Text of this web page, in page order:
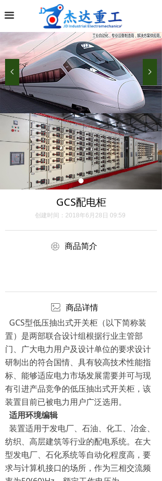
끀
넳 넲
GCS配电柜
商品简介
创建时间： 2018年6月28日 09:59
商品详情
GCS型低压抽出式开关柜（以下简称装
置）是两部联合设计组根据行业主管部
门、广大电力用户及设计单位的要求设计
研制出的符合国情、具有较高技术性能指
标、能够适应电力市场发展需要并可与现
有引进产品竞争的低压抽出式开关柜，该
装置目前已被电力用户广泛选用。
适用环境编辑
装置适用于发电厂、石油、化工、冶金、
纺织、高层建筑等行业的配电系统。在大
型发电厂、石化系统等自动化程度高，要
求与计算机接口的场所，作为三相交流频
ꁵ
ꂈ